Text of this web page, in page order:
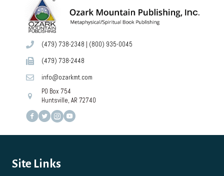
(479) 738-2348 | (800) 935-0045
(479) 738-2448
info@ozarkmt.com
PO Box 754
Huntsville, AR 72740
Site Links